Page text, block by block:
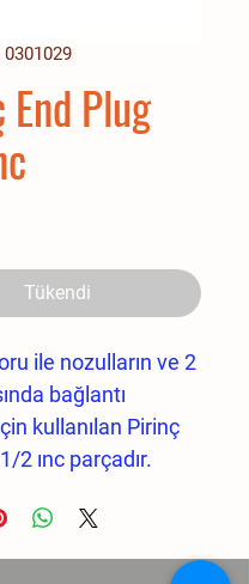
Plug
Tükendi
ile nozulların ve 2
bağlantı
kullanılan Pirinç
2 ınc parçadır.